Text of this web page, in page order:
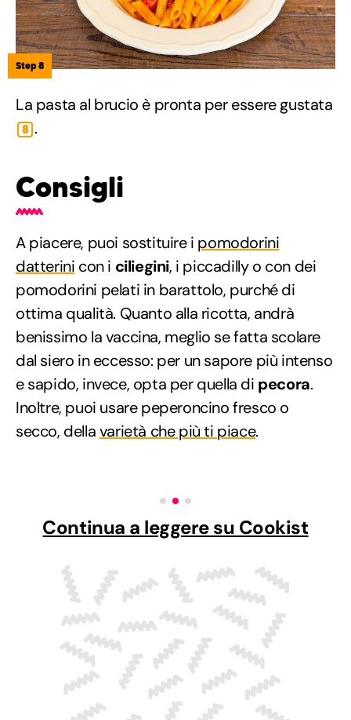
Step 8
La pasta al brucio è pronta per essere gustata
8 .
Consigli
A piacere, puoi sostituire i pomodorini
datterini con i ciliegini, i piccadilly o con dei
pomodorini pelati in barattolo, purché di
ottima qualità. Quanto alla ricotta, andrà
benissimo la vaccina, meglio se fatta scolare
dal siero in eccesso: per un sapore più intenso
e sapido, invece, opta per quella di pecora.
Inoltre, puoi usare peperoncino fresco o
secco, dellavarietà che più ti piace.
Continua a leggere su Cookist